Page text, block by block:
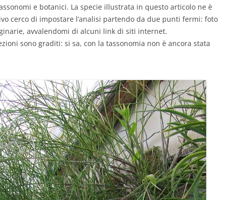
e botanici. La specie illustrata in questo articolo ne è
cerco di impostare l’analisi partendo da due punti fermi: foto
avvalendomi di alcuni link di siti internet.
sono graditi: si sa, con la tassonomia non è ancora stata